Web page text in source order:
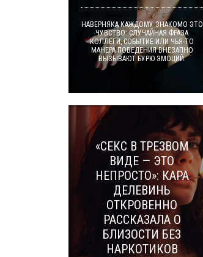
НАВЕРНЯКА КАЖДОМУ ЗНАКОМО ЭТО
ЧУВСТВО: СЛУЧАЙНАЯ ФРАЗА
КОЛЛЕГИ, СОБЫТИЕ ИЛИ ЧЬЯ-ТО
МАНЕРА ПОВЕДЕНИЯ ВНЕЗАПНО
ВЫЗЫВАЮТ БУРЮ ЭМОЦИЙ.
«СЕКС В ТРЕЗВОМ
ВИДЕ — ЭТО
НЕПРОСТО»: КАРА
ДЕЛЕВИНЬ
ОТКРОВЕННО
РАССКАЗАЛА О
БЛИЗОСТИ БЕЗ
НАРКОТИКОВ